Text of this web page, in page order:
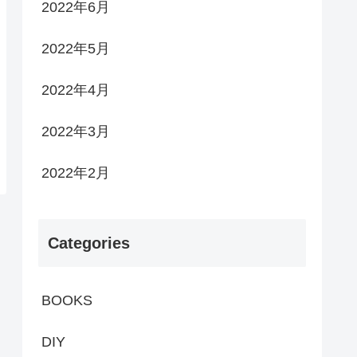
2022年6月
2022年5月
2022年4月
2022年3月
2022年2月
Categories
BOOKS
DIY